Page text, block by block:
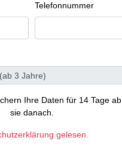
Telefonnummer
Ihre Daten für 14 Tage
sie danach.
gelesen.